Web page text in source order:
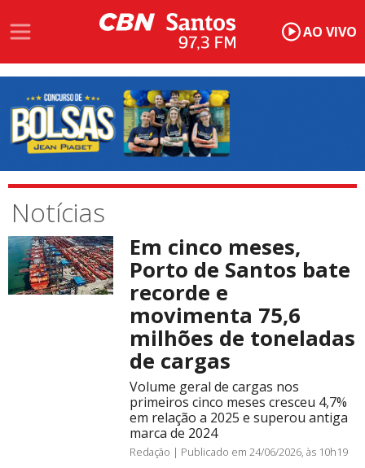
AO VIVO
Notícias
Em cinco meses,
Porto de Santos bate
recorde e
movimenta 75,6
milhões de toneladas
de cargas
Volume geral de cargas nos
primeiros cinco meses cresceu 4,7%
em relação a 2025 e superou antiga
marca de 2024
Redação | Publicado em 24/06/2026, às 10h19